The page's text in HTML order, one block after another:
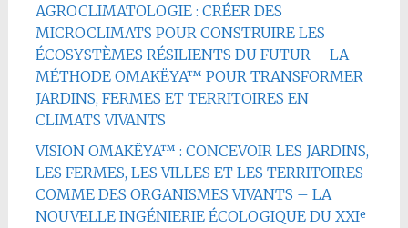
AGROCLIMATOLOGIE : CRÉER DES
MICROCLIMATS POUR CONSTRUIRE LES
ÉCOSYSTÈMES RÉSILIENTS DU FUTUR – LA
MÉTHODE OMAKËYA™ POUR TRANSFORMER
JARDINS, FERMES ET TERRITOIRES EN
CLIMATS VIVANTS
VISION OMAKËYA™ : CONCEVOIR LES JARDINS,
LES FERMES, LES VILLES ET LES TERRITOIRES
COMME DES ORGANISMES VIVANTS – LA
NOUVELLE INGÉNIERIE ÉCOLOGIQUE DU XXIᵉ